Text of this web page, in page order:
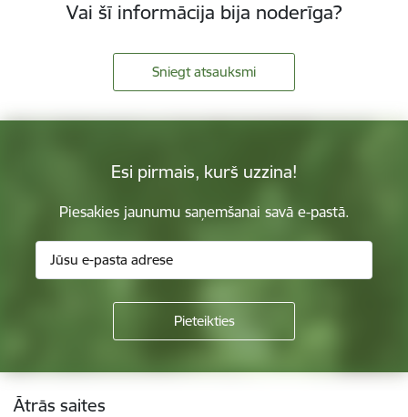
Vai šī informācija bija noderīga?
Sniegt atsauksmi
Esi pirmais, kurš uzzina!
Piesakies jaunumu saņemšanai savā e-pastā.
Kājene
Ātrās saites